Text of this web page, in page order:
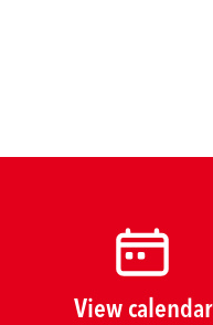
View calendar